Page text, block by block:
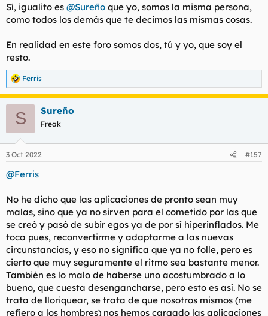
Sí, igualito es @Sureño que yo, somos la misma persona,
como todos los demás que te decimos las mismas cosas.
En realidad en este foro somos dos, tú y yo, que soy el
resto.
R
e
a
e
:
Ferris
S Sureño
Freak
3 Oct 2022 #157
@Ferris
No he dicho que las aplicaciones de pronto sean muy
malas, sino que ya no sirven para el cometido por las que
se creó y pasó de subir egos ya de por sí hiperinflados. Me
toca pues, reconvertirme y adaptarme a las nuevas
circunstancias, y eso no significa que ya no folle, pero es
cierto que muy seguramente el ritmo sea bastante menor.
También es lo malo de haberse uno acostumbrado a lo
bueno, que cuesta desengancharse, pero esto es así. No se
trata de lloriquear, se trata de que nosotros mismos (me
refiero a los hombres) nos hemos cargado las aplicaciones